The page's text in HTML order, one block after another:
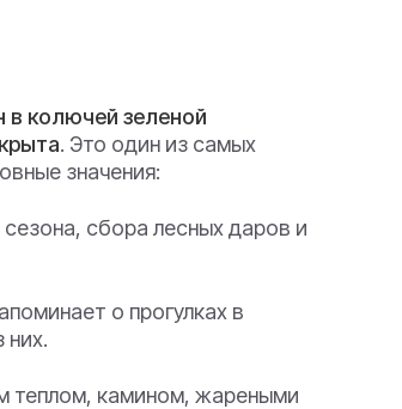
в колючей зеленой
. Это один из самых
значения:
сбора лесных даров и
о прогулках в
них.
теплом, камином, жареными